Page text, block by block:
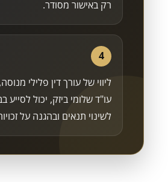
רק באישור מסודר.
4
ליווי של עורך דין פלילי
עו"ד שלומי ביזק, יכול לסייע
לשינוי תנאים ובהגנה על